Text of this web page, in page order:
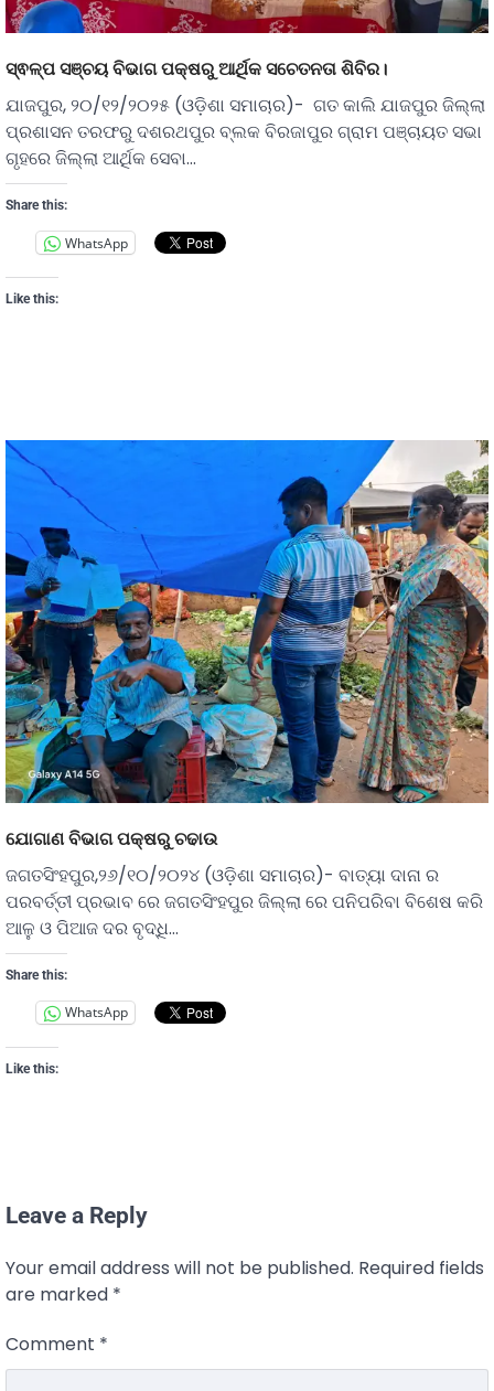
ସ୍ଵଳ୍ପ ସଞ୍ଚୟ ବିଭାଗ ପକ୍ଷରୁ ଆର୍ଥିକ ସଚେତନତା ଶିବିର।
ଯାଜପୁର, ୨୦/୧୨/୨୦୨୫ (ଓଡ଼ିଶା ସମାଚାର)- ଗତ କାଲି ଯାଜପୁର ଜିଲ୍ଲା
ପ୍ରଶାସନ ତରଫରୁ ଦଶରଥପୁର ବ୍ଲକ ବିରଜାପୁର ଗ୍ରାମ ପଞ୍ଚାୟତ ସଭା
ଗୃହରେ ଜିଲ୍ଲା ଆର୍ଥିକ ସେବା…
Share this:
WhatsApp
Like this:
ଯୋଗାଣ ବିଭାଗ ପକ୍ଷରୁ ଚଢାଉ
ଜଗତସିଂହପୁର,୨୬/୧୦/୨୦୨୪ (ଓଡ଼ିଶା ସମାଚାର)- ବାତ୍ୟା ଦାନା ର
ପରବର୍ତ୍ତୀ ପ୍ରଭାବ ରେ ଜଗତସିଂହପୁର ଜିଲ୍ଲା ରେ ପନିପରିବା ବିଶେଷ କରି
ଆଳୁ ଓ ପିଆଜ ଦର ବୃଦ୍ଧି…
Share this:
WhatsApp
Like this:
Leave a Reply
Your email address will not be published. Required fields
are marked *
Comment *